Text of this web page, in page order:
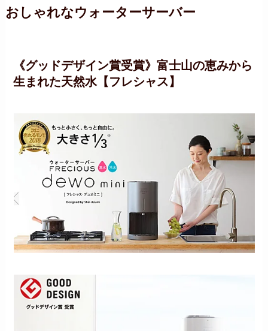
おしゃれなウォーターサーバー
《グッドデザイン賞受賞》富士山の恵みから
生まれた天然水【フレシャス】